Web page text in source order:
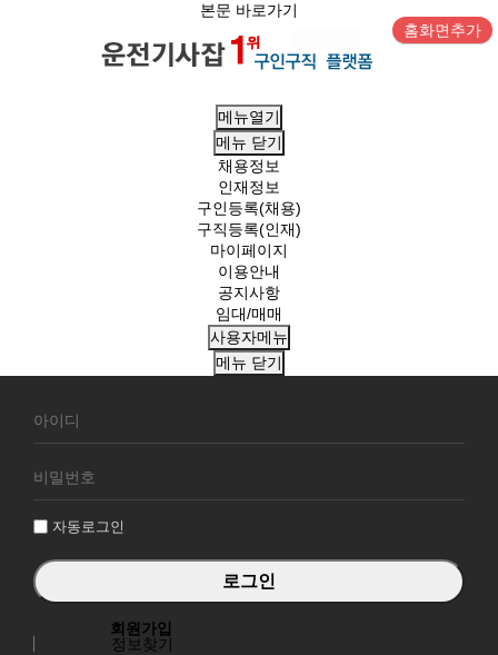
본문 바로가기
홈화면추가
메뉴열기
메뉴 닫기
채용정보
인재정보
구인등록(채용)
구직등록(인재)
마이페이지
이용안내
공지사항
임대/매매
사용자메뉴
메뉴 닫기
원
그
자동로그인
회원가입
정보찾기